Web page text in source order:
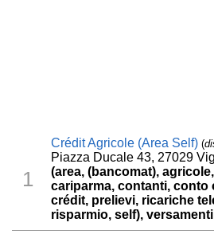
1
Crédit Agricole (Area Self) (
Piazza Ducale 43, 27029
(area, (bancomat),
cariparma, contanti, conto
crédit, prelievi, ricariche
risparmio, self), versamenti